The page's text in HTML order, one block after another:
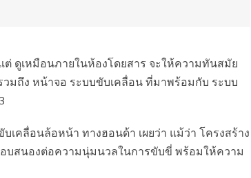
ต่ ดูเหมือนภายในห้องโดยสาร จะให้ความทันสมัย
มถึง หน้าจอ ระบบขับเคลื่อน ที่มาพร้อมกับ ระบบ
คลื่อนล้อหน้า ทางฮอนด้า เผยว่า แม้ว่า โครงสร้าง
บสนองต่อความนุ่มนวลในการขับขี่ พร้อมให้ความ